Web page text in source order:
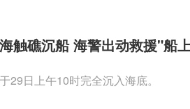
触礁沉船 海警出动救援"船
29日上午10时完全沉入海底。